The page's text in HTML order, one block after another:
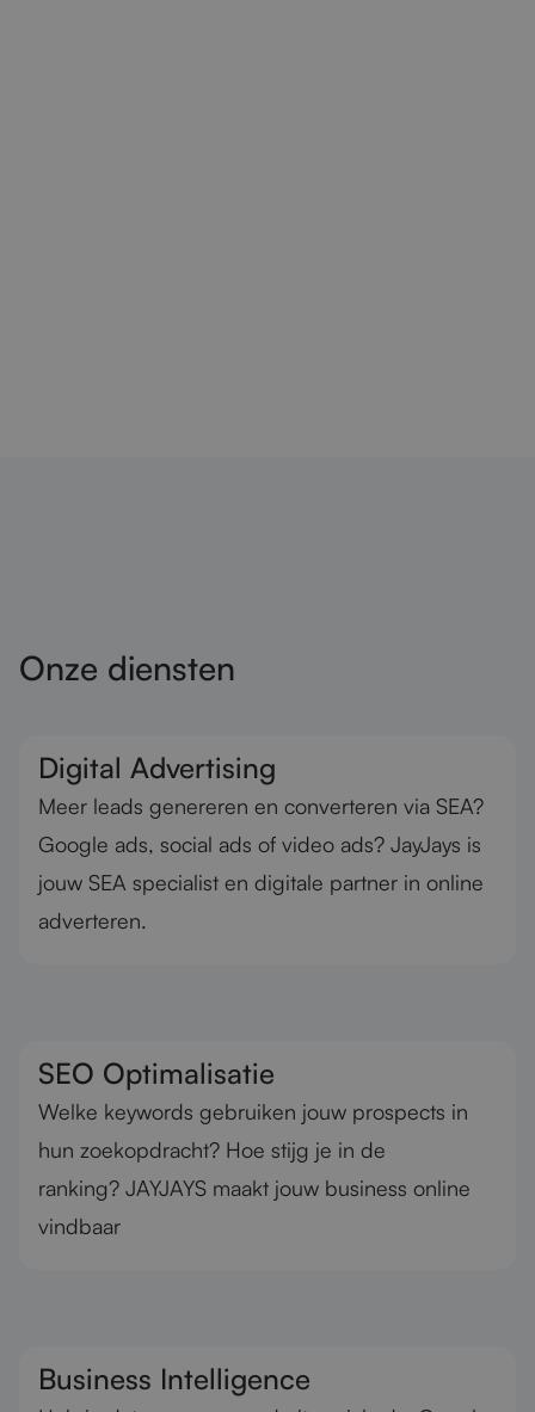
Onze diensten
Digital Advertising
Meer leads genereren en converteren via SEA?
Google ads, social ads of video ads? JayJays is
jouw SEA specialist en digitale partner in online
adverteren.
SEO Optimalisatie
Welke keywords gebruiken jouw prospects in
hun zoekopdracht? Hoe stijg je in de
ranking? JAYJAYS maakt jouw business online
vindbaar
Business Intelligence